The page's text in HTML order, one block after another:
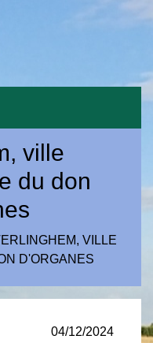
ville
du don
VILLE
D'ORGANES
04/12/2024